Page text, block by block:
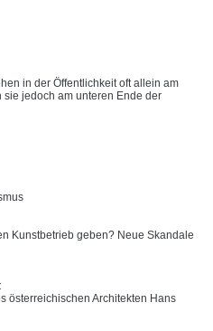
in der Öffentlichkeit oft allein am
sie jedoch am unteren Ende der
Kunstbetrieb geben? Neue Skandale
österreichischen Architekten Hans